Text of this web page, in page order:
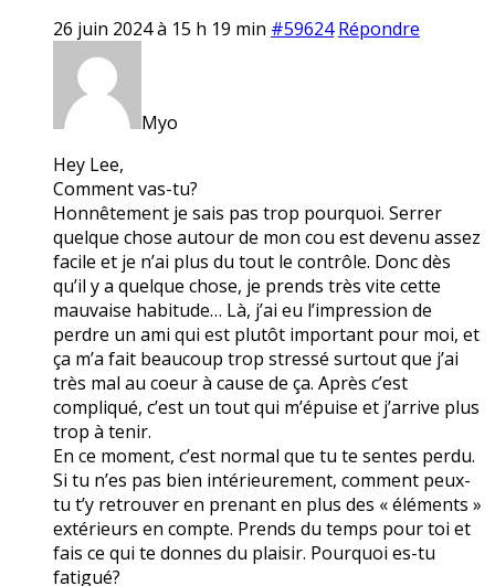
26 juin 2024 à 15 h 19 min #59624 Répondre
Myo
Hey Lee,
Comment vas-tu?
Honnêtement je sais pas trop pourquoi. Serrer
quelque chose autour de mon cou est devenu assez
facile et je n’ai plus du tout le contrôle. Donc dès
qu’il y a quelque chose, je prends très vite cette
mauvaise habitude… Là, j’ai eu l’impression de
perdre un ami qui est plutôt important pour moi, et
ça m’a fait beaucoup trop stressé surtout que j’ai
très mal au coeur à cause de ça. Après c’est
compliqué, c’est un tout qui m’épuise et j’arrive plus
trop à tenir.
En ce moment, c’est normal que tu te sentes perdu.
Si tu n’es pas bien intérieurement, comment peux-
tu t’y retrouver en prenant en plus des « éléments »
extérieurs en compte. Prends du temps pour toi et
fais ce qui te donnes du plaisir. Pourquoi es-tu
fatigué?